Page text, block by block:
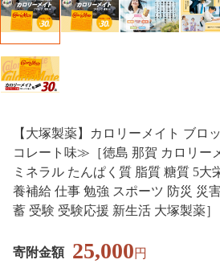
【大塚製薬】カロリーメイト ブロ
コレート味≫［徳島 那賀 カロリー
ミネラル たんぱく質 脂質 糖質 5大
養補給 仕事 勉強 スポーツ 防災 災
蓄 受験 受験応援 新生活 大塚製薬］
寄附金額 25,000円